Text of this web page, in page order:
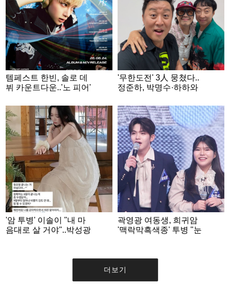
템페스트 한빈, 솔로 데
뷔 카운트다운..'노 피어'
공개
'무한도전' 3人 뭉쳤다..
정준하, 박명수·하하와
'암 투병' 이솔이 "내 마
음대로 살 거야"..박성광
곽영광 여동생, 희귀암
'맥락막흑색종' 투병 "눈
더보기